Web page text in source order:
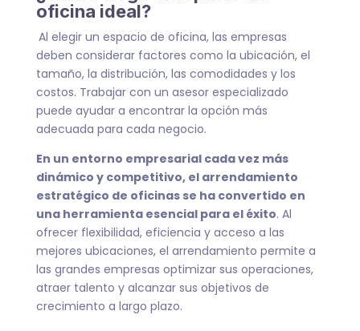
oficina ideal?
Al elegir un espacio de oficina, las empresas
deben considerar factores como la ubicación, el
tamaño, la distribución, las comodidades y los
costos. Trabajar con un asesor especializado
puede ayudar a encontrar la opción más
adecuada para cada negocio.
En un entorno empresarial cada vez más
dinámico y competitivo, el arrendamiento
estratégico de oficinas se ha convertido en
una herramienta esencial para el éxito. Al
ofrecer flexibilidad, eficiencia y acceso a las
mejores ubicaciones, el arrendamiento permite a
las grandes empresas optimizar sus operaciones,
atraer talento y alcanzar sus objetivos de
crecimiento a largo plazo.